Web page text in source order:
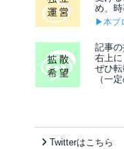
め、時
▶本ブ
記事の
右上に
ぜひ転
（一
Twitterはこちら